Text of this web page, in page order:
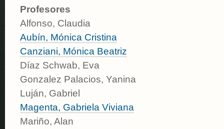
Profesores
Alfonso, Claudia
Aubín, Mónica Cristina
Canziani, Mónica Beatriz
Díaz Schwab, Eva
Gonzalez Palacios, Yanina
Luján, Gabriel
Magenta, Gabriela Viviana
Mariño, Alan